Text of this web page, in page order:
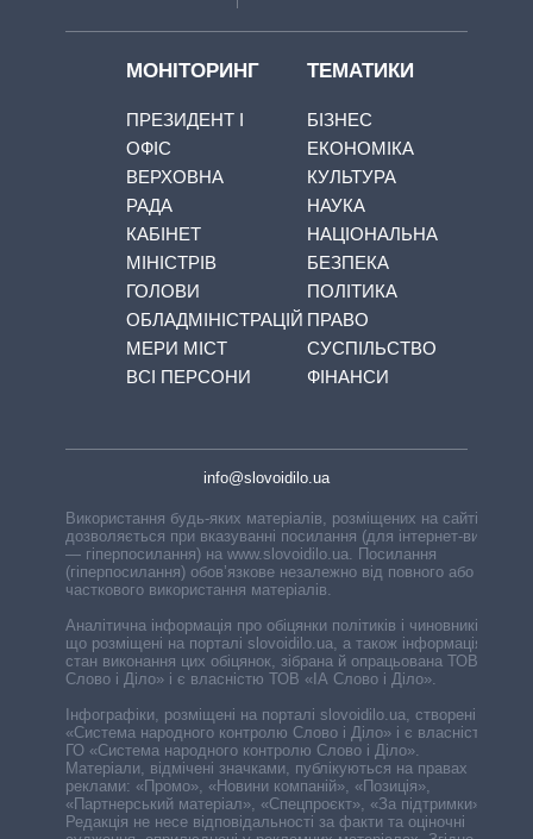
МОНІТОРИНГ
ПРЕЗИДЕНТ І
ОФІС
ВЕРХОВНА
РАДА
КАБІНЕТ
МІНІСТРІВ
ГОЛОВИ
ОБЛАДМІНІСТРАЦІЙ
МЕРИ МІСТ
ВСІ ПЕРСОНИ
ТЕМАТИКИ
БІЗНЕС
ЕКОНОМІКА
КУЛЬТУРА
НАУКА
НАЦІОНАЛЬНА
БЕЗПЕКА
ПОЛІТИКА
ПРАВО
СУСПІЛЬСТВО
ФІНАНСИ
info@slovoidilo.ua
Використання будь-яких матеріалів, розміщених на сайті,
дозволяється при вказуванні посилання (для інтернет-видань
— гіперпосилання) на www.slovoidilo.ua. Посилання
(гіперпосилання) обов’язкове незалежно від повного або
часткового використання матеріалів.
Аналітична інформація про обіцянки політиків і чиновників,
що розміщені на порталі slovoidilo.ua, а також інформація про
стан виконання цих обіцянок, зібрана й опрацьована ТОВ «ІА
Слово і Діло» і є власністю ТОВ «ІА Слово і Діло».
Інфографіки, розміщені на порталі slovoidilo.ua, створені ГО
«Система народного контролю Слово і Діло» і є власністю
ГО «Система народного контролю Слово і Діло».
Матеріали, відмічені значками, публікуються на правах
реклами: «Промо», «Новини компаній», «Позиція»,
«Партнерський матеріал», «Спецпроєкт», «За підтримки».
Редакція не несе відповідальності за факти та оціночні